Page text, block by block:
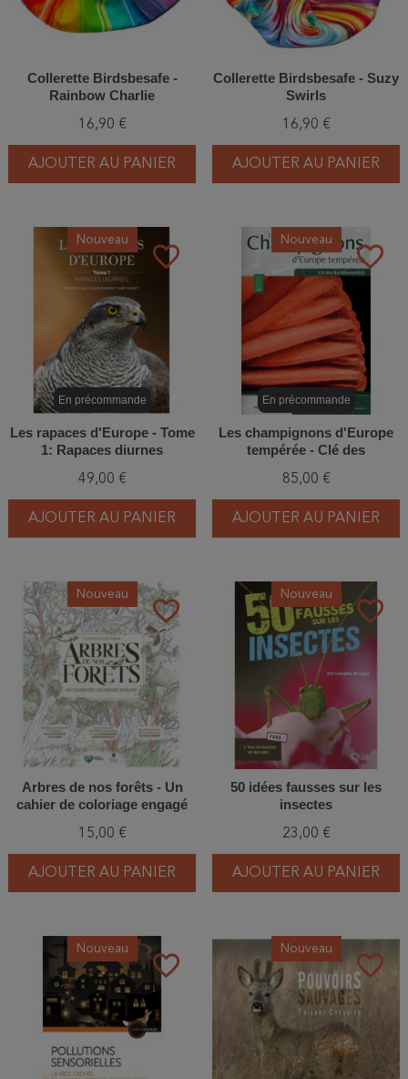
Collerette Birdsbesafe -
Rainbow Charlie
16,90 €
AJOUTER AU PANIER
Collerette Birdsbesafe - Suzy
Swirls
16,90 €
AJOUTER AU PANIER
favorite_border
Nouveau
En précommande
Les rapaces d'Europe - Tome
1: Rapaces diurnes
49,00 €
AJOUTER AU PANIER
favorite_border
Nouveau
En précommande
Les champignons d'Europe
tempérée - Clé des
85,00 €
AJOUTER AU PANIER
favorite_border
Nouveau
Arbres de nos forêts - Un
cahier de coloriage engagé
15,00 €
AJOUTER AU PANIER
favorite_border
Nouveau
50 idées fausses sur les
insectes
23,00 €
AJOUTER AU PANIER
favorite_border
Nouveau
favorite_border
Nouveau